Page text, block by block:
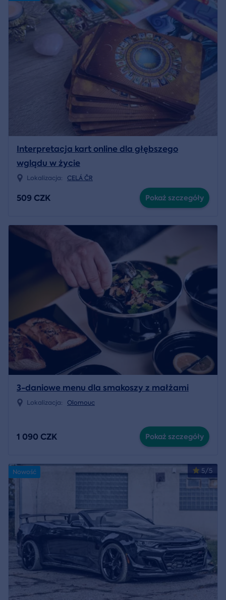
Interpretacja kart online dla głębszego
wglądu w życie
Lokalizacja: CELÁ ČR
509 CZK Pokaż szczegóły
3-daniowe menu dla smakoszy z małżami
Lokalizacja: Olomouc
1 090 CZK Pokaż szczegóły
5/5
Nowość